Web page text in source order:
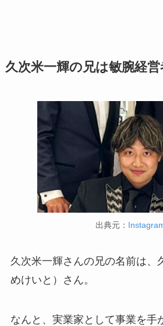
久次米一輝の兄は敏腕経営
出典元：
久次米一輝さんの兄の名前は、
めけいと）さん。
なんと、実業家として事業を手